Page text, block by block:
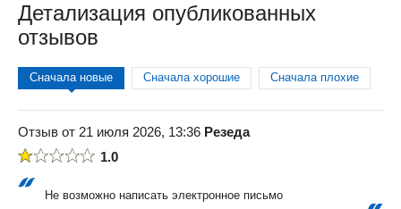
Детализация опубликованных
отзывов
Сначала новые Сначала хорошие Сначала плохие
Отзыв от 21 июля 2026, 13:36 Резеда
1.0
Не возможно написать электронное письмо